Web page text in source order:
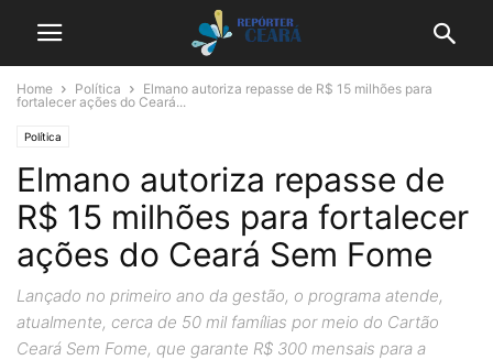
Home Política
Elmano autoriza repasse de R$ 15 milhões para
fortalecer ações do Ceará...
Política
Elmano autoriza repasse de
R$ 15 milhões para fortalecer
ações do Ceará Sem Fome
Lançado no primeiro ano da gestão, o programa atende,
atualmente, cerca de 50 mil famílias por meio do Cartão
Ceará Sem Fome, que garante R$ 300 mensais para a